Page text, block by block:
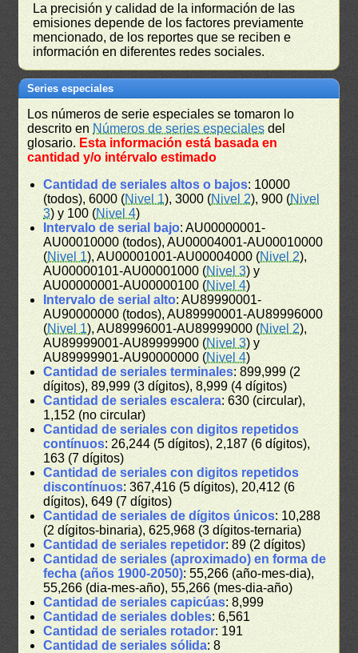
La precisión y calidad de la información de las
emisiones depende de los factores previamente
mencionado, de los reportes que se reciben e
información en diferentes redes sociales.
Series especiales
Los números de serie especiales se tomaron lo
descrito en Números de series especiales del
glosario. Esta información está basada en
cantidad y/o intérvalo estimado
Cantidad de seriales altos o bajos: 10000
(todos), 6000 (Nivel 1), 3000 (Nivel 2), 900 (Nivel
3) y 100 (Nivel 4)
Intervalo de serial bajo: AU00000001-
AU00010000 (todos), AU00004001-AU00010000
(Nivel 1), AU00001001-AU00004000 (Nivel 2),
AU00000101-AU00001000 (Nivel 3) y
AU00000001-AU00000100 (Nivel 4)
Intervalo de serial alto: AU89990001-
AU90000000 (todos), AU89990001-AU89996000
(Nivel 1), AU89996001-AU89999000 (Nivel 2),
AU89999001-AU89999900 (Nivel 3) y
AU89999901-AU90000000 (Nivel 4)
Cantidad de seriales terminales: 899,999 (2
dígitos), 89,999 (3 dígitos), 8,999 (4 dígitos)
Cantidad de seriales escalera: 630 (circular),
1,152 (no circular)
Cantidad de seriales con digitos repetidos
contínuos: 26,244 (5 dígitos), 2,187 (6 dígitos),
163 (7 dígitos)
Cantidad de seriales con digitos repetidos
discontínuos: 367,416 (5 dígitos), 20,412 (6
dígitos), 649 (7 dígitos)
Cantidad de seriales de dígitos únicos: 10,288
(2 dígitos-binaria), 625,968 (3 dígitos-ternaria)
Cantidad de seriales repetidor: 89 (2 dígitos)
Cantidad de seriales (aproximado) en forma de
fecha (años 1900-2050): 55,266 (año-mes-dia),
55,266 (dia-mes-año), 55,266 (mes-dia-año)
Cantidad de seriales capicúas: 8,999
Cantidad de seriales dobles: 6,561
Cantidad de seriales rotador: 191
Cantidad de seriales sólida: 8